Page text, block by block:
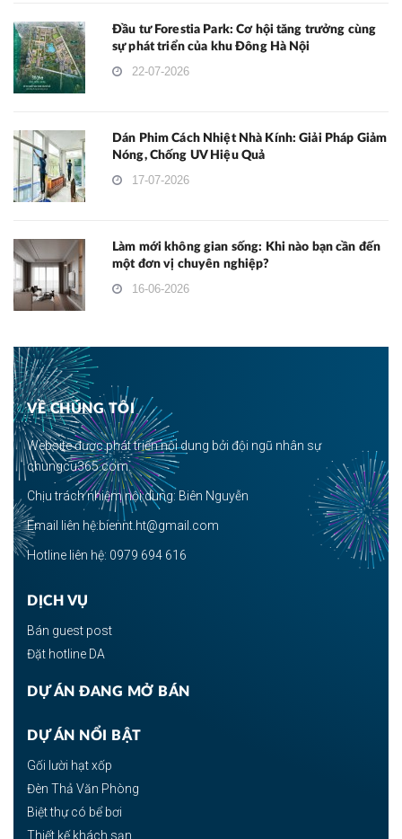
Đầu tư Forestia Park: Cơ hội tăng trưởng cùng
sự phát triển của khu Đông Hà Nội
22-07-2026
Dán Phim Cách Nhiệt Nhà Kính: Giải Pháp Giảm
Nóng, Chống UV Hiệu Quả
17-07-2026
Làm mới không gian sống: Khi nào bạn cần đến
một đơn vị chuyên nghiệp?
16-06-2026
VỀ CHÚNG TÔI
Website được phát triển nội dung bởi đội ngũ nhân sự
chungcu365.com.
Chịu trách nhiệm nội dung: Biên Nguyễn
Email liên hệ:biennt.ht@gmail.com
Hotline liên hệ: 0979 694 616
DỊCH VỤ
Bán guest post
Đặt hotline DA
DỰ ÁN ĐANG MỞ BÁN
DỰ ÁN NỔI BẬT
Gối lười hạt xốp
Đèn Thả Văn Phòng
Biệt thự có bể bơi
Thiết kế khách sạn